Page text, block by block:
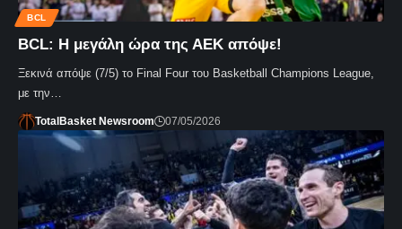
BCL
BCL: Η μεγάλη ώρα της ΑΕΚ απόψε!
Ξεκινά απόψε (7/5) το Final Four του Basketball Champions League,
με την…
TotalBasket Newsroom 07/05/2026